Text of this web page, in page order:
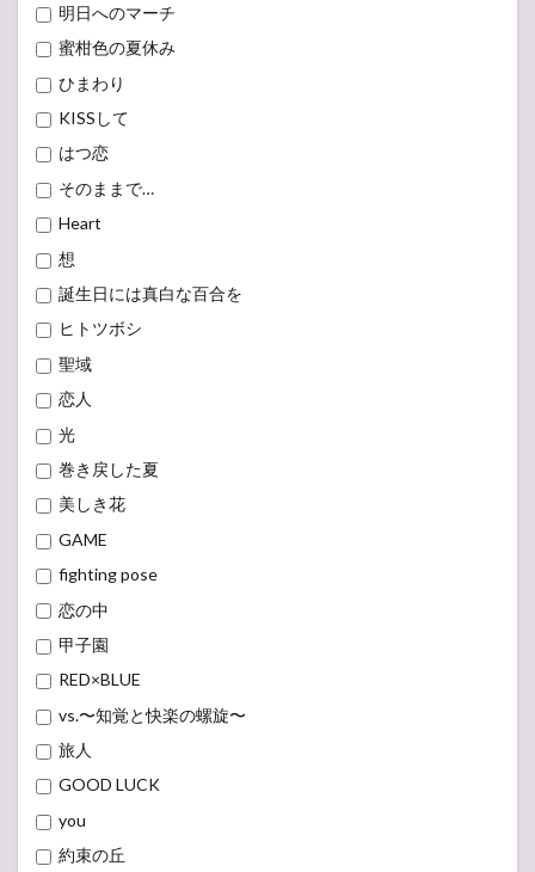
明日へのマーチ
蜜柑色の夏休み
ひまわり
KISSして
はつ恋
そのままで…
Heart
想
誕生日には真白な百合を
ヒトツボシ
聖域
恋人
光
巻き戻した夏
美しき花
GAME
fighting pose
恋の中
甲子園
RED×BLUE
vs.〜知覚と快楽の螺旋〜
旅人
GOOD LUCK
you
約束の丘